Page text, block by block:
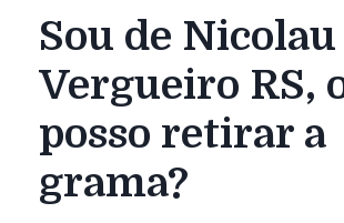
Sou de Nicolau
Vergueiro RS,
posso retirar a
grama?